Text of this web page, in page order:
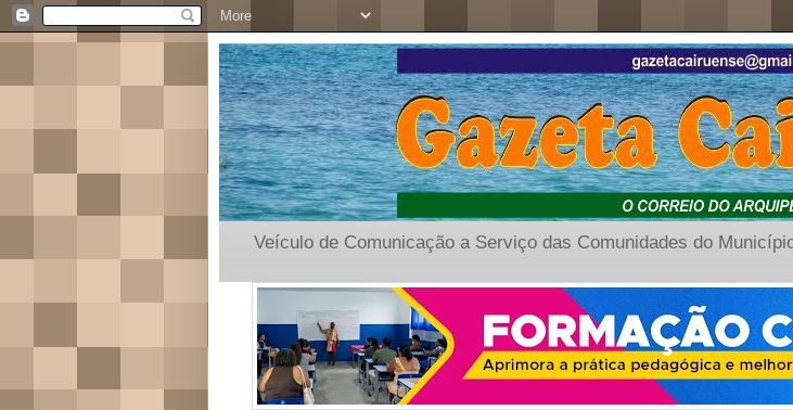
Veículo de Comunicação a Serviço das Comunidades do